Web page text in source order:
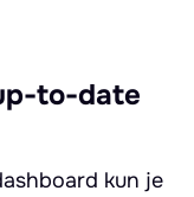
to-date
kun je